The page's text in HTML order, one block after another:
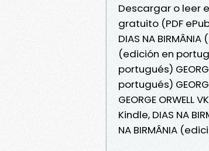
Descargar o leer
gratuito (PDF ePub
DIAS NA
(edición en
portugués)
portugués)
GEORGE ORWELL
Kindle, DIAS NA
NA BIRMÂNIA